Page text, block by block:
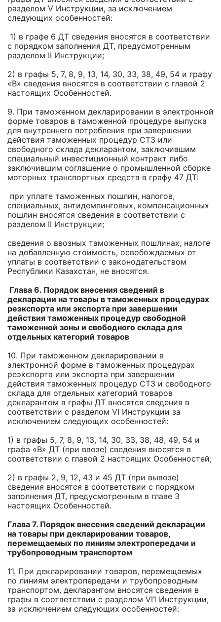
разделом V Инструкции, за исключением
следующих особенностей:
1) в графе 6 ДТ сведения вносятся в соответствии
с порядком заполнения ДТ, предусмотренным
разделом II Инструкции;
2) в графы 5, 7, 8, 9, 13, 14, 30, 33, 38, 49, 54 и графу
«В» сведения вносятся в соответствии с главой 2
настоящих Особенностей.
9. При таможенном декларировании в электронной
форме товаров в таможенной процедуре выпуска
для внутреннего потребления при завершении
действия таможенных процедур СТЗ или
свободного склада декларантом, заключившим
специальный инвестиционный контракт либо
заключившим соглашение о промышленной сборке
моторных транспортных средств в графу 47 ДТ:
при уплате таможенных пошлин, налогов,
специальных, антидемпинговых, компенсационных
пошлин вносятся сведения в соответствии с
разделом II Инструкции;
сведения о ввозных таможенных пошлинах, налоге
на добавленную стоимость, освобождаемых от
уплаты в соответствии с законодательством
Республики Казахстан, не вносятся.
Глава 6. Порядок внесения сведений в
декларации на товары в таможенных процедурах
реэкспорта или экспорта при завершении
действия таможенных процедур свободной
таможенной зоны и свободного склада для
отдельных категорий товаров
10. При таможенном декларировании в
электронной форме в таможенных процедурах
реэкспорта или экспорта при завершении
действия таможенных процедур СТЗ и свободного
склада для отдельных категорий товаров
декларантом в графы ДТ вносятся сведения в
соответствии с разделом VI Инструкции за
исключением следующих особенностей:
1) в графы 5, 7, 8, 9, 13, 14, 30, 33, 38, 48, 49, 54 и
графа «В» ДТ (при ввозе) сведения вносятся в
соответствии с главой 2 настоящих Особенностей;
2) в графы 2, 9, 12, 43 и 45 ДТ (при вывозе)
сведения вносятся в соответствии с порядком
заполнения ДТ, предусмотренным в главе 3
настоящих Особенностей.
Глава 7. Порядок внесения сведений декларации
на товары при декларировании товаров,
перемещаемых по линиям электропередачи и
трубопроводным транспортом
11. При декларировании товаров, перемещаемых
по линиям электропередачи и трубопроводным
транспортом, декларантом вносятся сведения в
графы в соответствии с разделом VI1 Инструкции,
за исключением следующих особенностей: